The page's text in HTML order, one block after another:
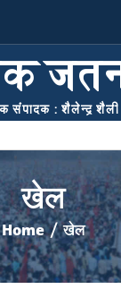
खेल
Home/ खेल